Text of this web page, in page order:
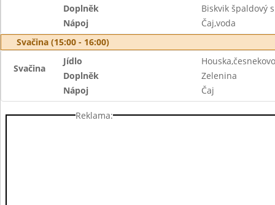
Doplněk
Biskvik špaldový
Nápoj
Čaj,voda
Svačina (15:00 - 16:00)
Svačina
Jídlo
Doplněk
Zelenina
Nápoj
Čaj
Reklama: